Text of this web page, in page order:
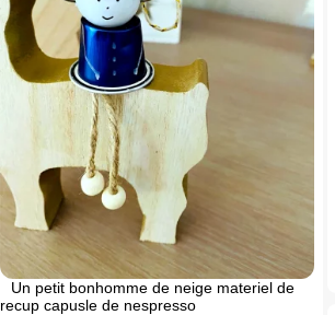
Un petit bonhomme de neige materiel de
recup capusle de nespresso